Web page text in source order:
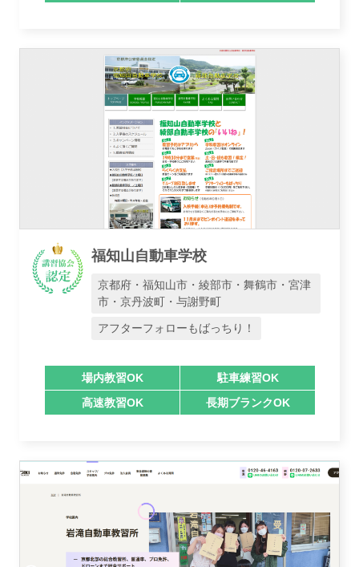
福知山自動車学校
京都府・福知山市・綾部市・舞鶴市・宮津
市・京丹波町・与謝野町
アフターフォローもばっちり！
場内教習OK
駐車練習OK
高速教習OK
長期ブランクOK